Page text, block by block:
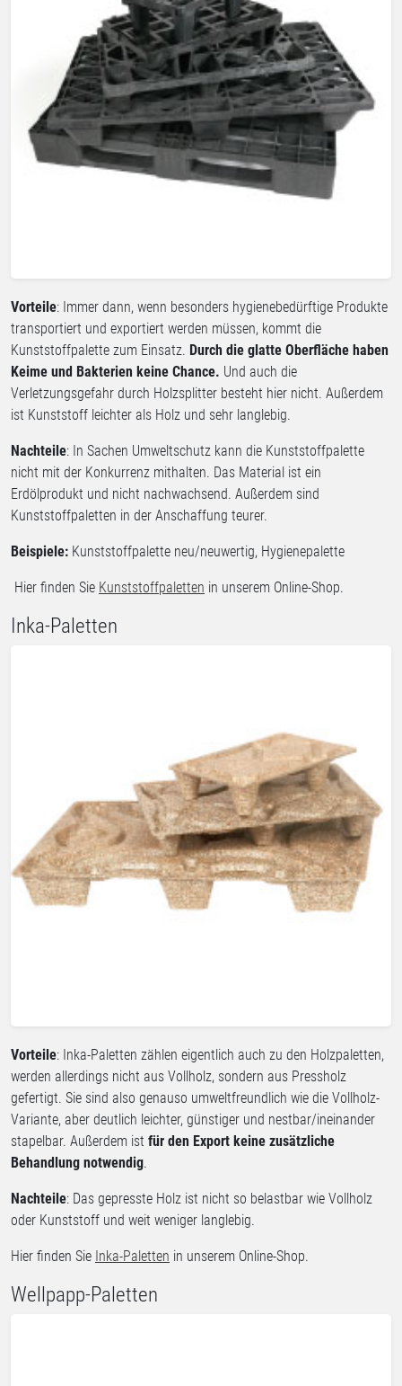
Vorteile: Immer dann, wenn besonders hygienebedürftige Produkte
transportiert und exportiert werden müssen, kommt die
Kunststoffpalette zum Einsatz. Durch die glatte Oberfläche haben
Keime und Bakterien keine Chance. Und auch die
Verletzungsgefahr durch Holzsplitter besteht hier nicht. Außerdem
ist Kunststoff leichter als Holz und sehr langlebig.
Nachteile: In Sachen Umweltschutz kann die Kunststoffpalette
nicht mit der Konkurrenz mithalten. Das Material ist ein
Erdölprodukt und nicht nachwachsend. Außerdem sind
Kunststoffpaletten in der Anschaffung teurer.
Beispiele: Kunststoffpalette neu/neuwertig, Hygienepalette
Hier finden Sie Kunststoffpaletten in unserem Online-Shop.
Inka-Paletten
Vorteile: Inka-Paletten zählen eigentlich auch zu den Holzpaletten,
werden allerdings nicht aus Vollholz, sondern aus Pressholz
gefertigt. Sie sind also genauso umweltfreundlich wie die Vollholz-
Variante, aber deutlich leichter, günstiger und nestbar/ineinander
stapelbar. Außerdem ist für den Export keine zusätzliche
Behandlung notwendig.
Nachteile: Das gepresste Holz ist nicht so belastbar wie Vollholz
oder Kunststoff und weit weniger langlebig.
Hier finden Sie Inka-Paletten in unserem Online-Shop.
Wellpapp-Paletten